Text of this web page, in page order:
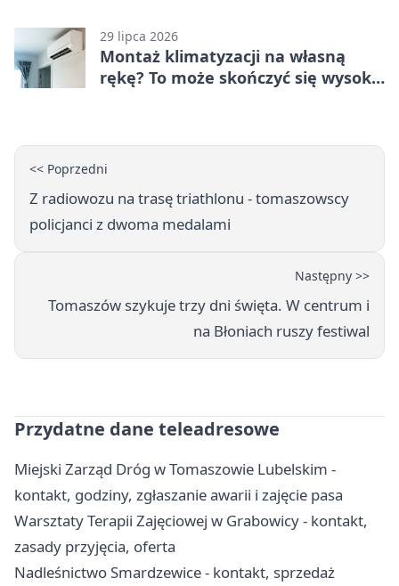
29 lipca 2026
Montaż klimatyzacji na własną
rękę? To może skończyć się wysoką
<< Poprzedni
Z radiowozu na trasę triathlonu - tomaszowscy
policjanci z dwoma medalami
Następny >>
Tomaszów szykuje trzy dni święta. W centrum i
na Błoniach ruszy festiwal
Przydatne dane teleadresowe
Miejski Zarząd Dróg w Tomaszowie Lubelskim -
kontakt, godziny, zgłaszanie awarii i zajęcie pasa
Warsztaty Terapii Zajęciowej w Grabowicy - kontakt,
zasady przyjęcia, oferta
Nadleśnictwo Smardzewice - kontakt, sprzedaż